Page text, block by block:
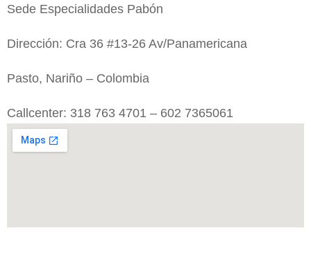
Sede Especialidades Pabón
Dirección: Cra 36 #13-26 Av/Panamericana
Pasto, Nariño – Colombia
Callcenter: 318 763 4701 – 602 7365061